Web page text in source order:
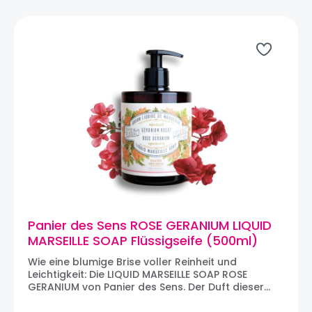
1987 stellt Michel Design Works hochwertige
Produkte her, die eine umwerfende Mischung aus
Design und Funktion darstellen. Von herrlich
duftenden Handseifen bis hin zu dekorativen
Motiv-Geschirrtüchern aus Baumwolle ist jedes
sorgfältig gefertigte Produkt mit einem
farbenfrohen, aufwendigen, von Vintage-Kunst
inspirierten Design versehen. Diese Produkte sind
als Geschenk beliebt und eignen sich perfekt für
den täglichen Gebrauch, denn sie bringen einen
Hauch von erschwinglichen Luxus in jedes Heim.
Panier des Sens ROSE GERANIUM LIQUID
MARSEILLE SOAP Flüssigseife (500ml)
Wie eine blumige Brise voller Reinheit und
Leichtigkeit: Die LIQUID MARSEILLE SOAP ROSE
GERANIUM von Panier des Sens. Der Duft dieser